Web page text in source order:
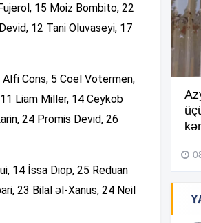
15 Moiz Bombito, 22
12 Tani Oluvaseyi, 17
Cons, 5 Coel Votermen,
Liam Miller, 14 Ceykob
24 Promis Devid, 26
14 İssa Diop, 25 Reduan
23 Bilal əl-Xanus, 24 Neil
məktəb binası